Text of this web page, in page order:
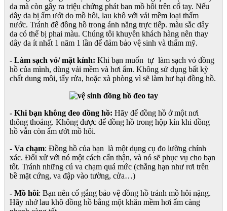
da mà còn gây ra triệu chứng phát ban mồ hôi trên cổ tay. Nếu
dây da bị ẩm ướt do mồ hôi, lau khô với vải mềm loại thấm
nước. Tránh để đồng hồ trong ánh nắng trực tiếp. màu sắc dây
da có thể bị phai màu. Chúng tôi khuyên khách hàng nên thay
dây da ít nhất 1 năm 1 lần để đảm bảo vệ sinh và thẩm mỹ.
- Làm sạch vỏ/ mặt kính: Khi bạn muốn tự làm sạch vỏ đồng
hồ của mình, dùng vải mềm và hơi ẩm. Không sử dụng bất kỳ
chất dung môi, tẩy rửa, hoặc xà phòng vì sẽ làm hư hại đồng hồ.
- Khi bạn không đeo đồng hồ: Hãy để đồng hồ ở một nơi
thông thoáng. Không được để đồng hồ trong hộp kín khi đồng
hồ vẫn còn ẩm ướt mồ hôi.
- Va chạm: Đồng hồ của bạn là một dụng cụ đo lường chính
xác. Đối xử với nó một cách cẩn thận, và nó sẽ phục vụ cho bạn
tốt. Tránh những cú va chạm quá mức (chẳng hạn như rơi trên
bề mặt cứng, va đập vào tường, cửa…)
- Mồ hôi: Bạn nên cố gắng bảo vệ đồng hồ tránh mồ hôi nặng.
Hãy nhớ lau khô đồng hồ bằng một khăn mềm hơi ẩm càng